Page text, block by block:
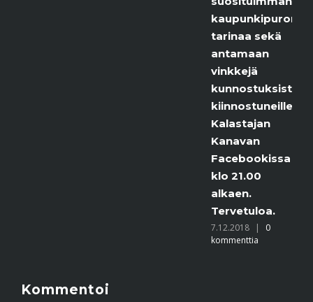
kaupunkipuron
tarinaa sekä
antamaan
vinkkejä
kunnostuksista
kiinnostuneille.
Kalastajan
Kanavan
Facebookissa
klo 21.00
alkaen.
Tervetuloa.
| 0
kommenttia
Kommentoi